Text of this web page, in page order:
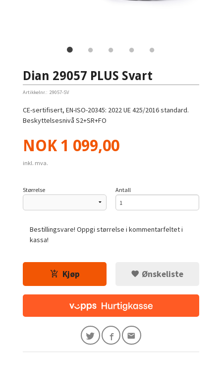
Dian 29057 PLUS Svart
Artikkelnr.: 29057-SV
CE-sertifisert, EN-ISO-20345: 2022 UE 425/2016 standard.
Beskyttelsesnivå S2+SR+FO
Pris
NOK 1 099,00
inkl. mva.
Størrelse Antall
Bestillingsvare! Oppgi størrelse i kommentarfeltet i
kassa!
Kjøp Ønskeliste